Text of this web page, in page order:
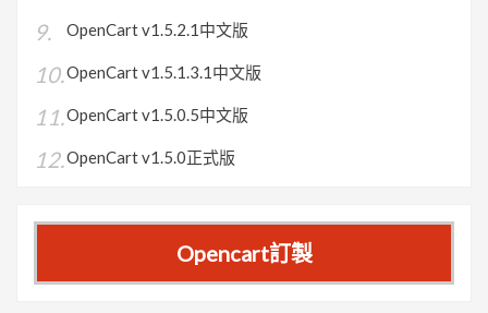
OpenCart v1.5.2.1中文版
OpenCart v1.5.1.3.1中文版
OpenCart v1.5.0.5中文版
OpenCart v1.5.0正式版
Opencart訂製